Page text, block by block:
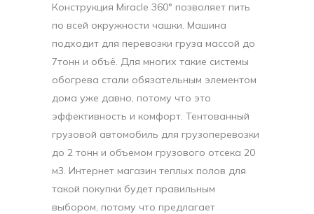
Конструкция Miracle 360° позволяет пить
по всей окружности чашки. Машина
подходит для перевозки груза массой до
7тонн и объё. Для многих такие системы
обогрева стали обязательным элементом
дома уже давно, потому что это
эффективность и комфорт. Тентованный
грузовой автомобиль для грузоперевозки
до 2 тонн и объемом грузового отсека 20
м3. Интернет магазин теплых полов для
такой покупки будет правильным
выбором, потому что предлагает